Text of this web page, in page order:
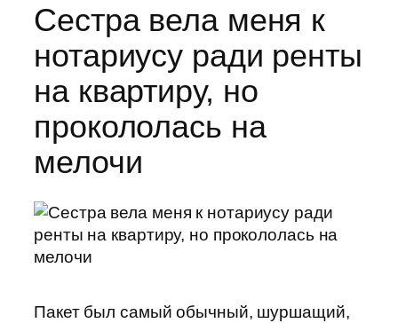
Сестра вела меня к
нотариусу ради ренты
на квартиру, но
прокололась на
мелочи
Пакет был самый обычный, шуршащий,